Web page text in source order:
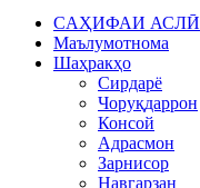
CАҲИФАИ АСЛӢ
Маълумотнома
Шаҳракҳо
Сирдарё
Чоруқдаррон
Консой
Адрасмон
Зарнисор
Навгарзан